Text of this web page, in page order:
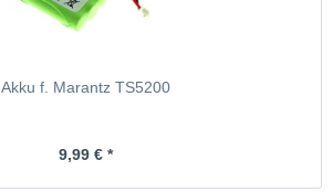
Akku f. Marantz TS5200
9,99 € *